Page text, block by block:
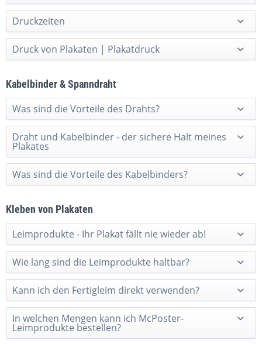
Druckzeiten
Druck von Plakaten | Plakatdruck
Kabelbinder & Spanndraht
Was sind die Vorteile des Drahts?
Draht und Kabelbinder - der sichere Halt meines
Plakates
Was sind die Vorteile des Kabelbinders?
Kleben von Plakaten
Leimprodukte - Ihr Plakat fällt nie wieder ab!
Wie lang sind die Leimprodukte haltbar?
Kann ich den Fertigleim direkt verwenden?
In welchen Mengen kann ich McPoster-
Leimprodukte bestellen?